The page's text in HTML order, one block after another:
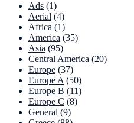
Ads (1)
Aerial (4)
Africa (1)
America (35)
Asia (95)
Central America (20)
Europe (37)
Europe A (50)
Europe B (11)
Europe C (8)
General (9)